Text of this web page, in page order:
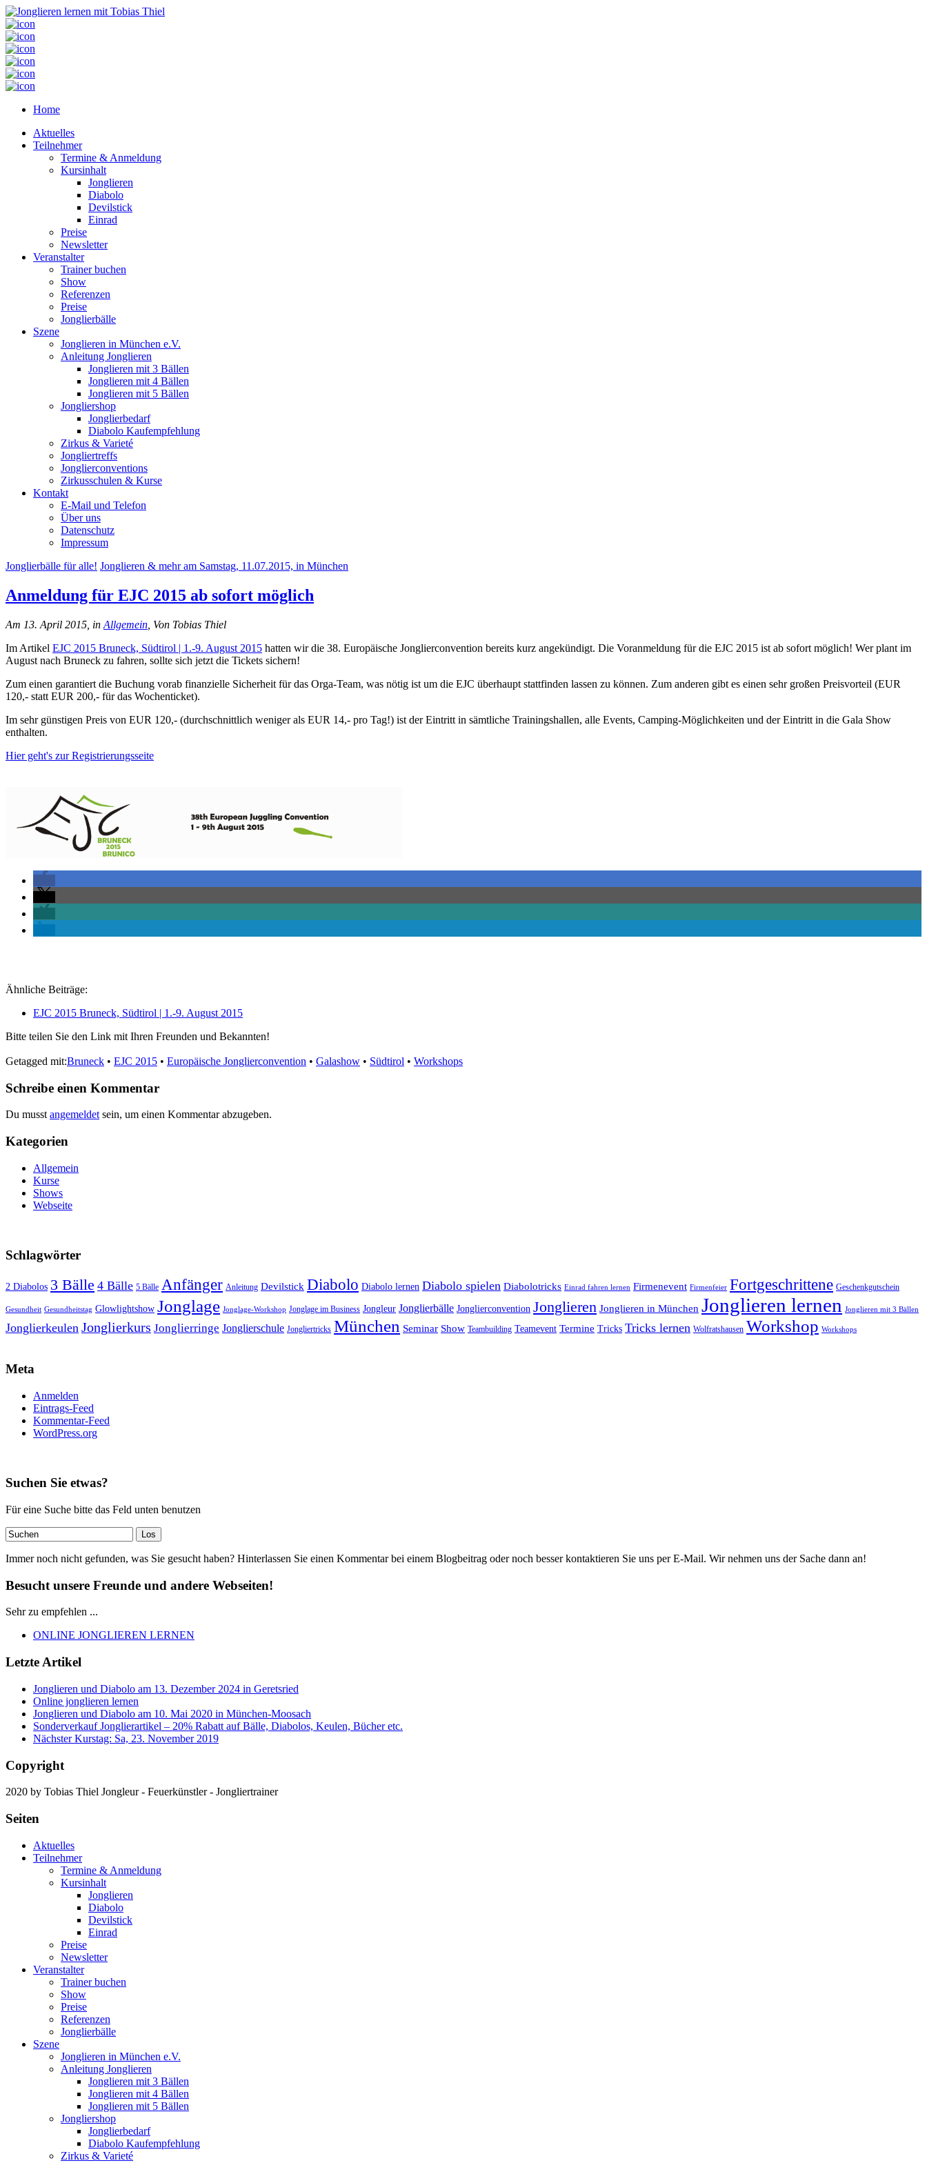
Home
Aktuelles
Teilnehmer
Termine & Anmeldung
Kursinhalt
Jonglieren
Diabolo
Devilstick
Einrad
Preise
Newsletter
Veranstalter
Trainer buchen
Show
Referenzen
Preise
Jonglierbälle
Szene
Jonglieren in München e.V.
Anleitung Jonglieren
Jonglieren mit 3 Bällen
Jonglieren mit 4 Bällen
Jonglieren mit 5 Bällen
Jongliershop
Jonglierbedarf
Diabolo Kaufempfehlung
Zirkus & Varieté
Jongliertreffs
Jonglierconventions
Zirkusschulen & Kurse
Kontakt
E-Mail und Telefon
Über uns
Datenschutz
Impressum
Jonglierbälle für alle! Jonglieren & mehr am Samstag, 11.07.2015, in München
Anmeldung für EJC 2015 ab sofort möglich
Am 13. April 2015, in Allgemein , Von Tobias Thiel
Im Artikel EJC 2015 Bruneck, Südtirol | 1.-9. August 2015 hatten wir die 38. Europäische Jonglierconvention bereits kurz angekündigt. Die Voranmeldung für die EJC 2015 ist ab sofort möglich! Wer plant im
August nach Bruneck zu fahren, sollte sich jetzt die Tickets sichern!
Zum einen garantiert die Buchung vorab finanzielle Sicherheit für das Orga-Team, was nötig ist um die EJC überhaupt stattfinden lassen zu können. Zum anderen gibt es einen sehr großen Preisvorteil (EUR
120,- statt EUR 200,- für das Wochenticket).
Im sehr günstigen Preis von EUR 120,- (durchschnittlich weniger als EUR 14,- pro Tag!) ist der Eintritt in sämtliche Trainingshallen, alle Events, Camping-Möglichkeiten und der Eintritt in die Gala Show
enthalten.
Hier geht's zur Registrierungsseite
Ähnliche Beiträge:
EJC 2015 Bruneck, Südtirol | 1.-9. August 2015
Bitte teilen Sie den Link mit Ihren Freunden und Bekannten!
Getagged mit:Bruneck • EJC 2015 • Europäische Jonglierconvention • Galashow • Südtirol • Workshops
Schreibe einen Kommentar
Du musst angemeldet sein, um einen Kommentar abzugeben.
Kategorien
Allgemein
Kurse
Shows
Webseite
Schlagwörter
2 Diabolos 3 Bälle 4 Bälle 5 Bälle Anfänger Anleitung Devilstick Diabolo Diabolo lernen Diabolo spielen Diabolotricks Einrad fahren lernen Firmenevent Firmenfeier Fortgeschrittene Geschenkgutschein
Gesundheit Gesundheitstag Glowlightshow Jonglage Jonglage-Workshop Jonglage im Business Jongleur Jonglierbälle Jonglierconvention Jonglieren Jonglieren in München Jonglieren lernen Jonglieren mit 3 Bällen
Jonglierkeulen Jonglierkurs Jonglierringe Jonglierschule Jongliertricks München Seminar Show Teambuilding Teamevent Termine Tricks Tricks lernen Wolfratshausen Workshop Workshops
Meta
Anmelden
Eintrags-Feed
Kommentar-Feed
WordPress.org
Suchen Sie etwas?
Für eine Suche bitte das Feld unten benutzen
Immer noch nicht gefunden, was Sie gesucht haben? Hinterlassen Sie einen Kommentar bei einem Blogbeitrag oder noch besser kontaktieren Sie uns per E-Mail. Wir nehmen uns der Sache dann an!
Besucht unsere Freunde und andere Webseiten!
Sehr zu empfehlen ...
ONLINE JONGLIEREN LERNEN
Letzte Artikel
Jonglieren und Diabolo am 13. Dezember 2024 in Geretsried
Online jonglieren lernen
Jonglieren und Diabolo am 10. Mai 2020 in München-Moosach
Sonderverkauf Jonglierartikel – 20% Rabatt auf Bälle, Diabolos, Keulen, Bücher etc.
Nächster Kurstag: Sa, 23. November 2019
Copyright
2020 by Tobias Thiel Jongleur - Feuerkünstler - Jongliertrainer
Seiten
Aktuelles
Teilnehmer
Termine & Anmeldung
Kursinhalt
Jonglieren
Diabolo
Devilstick
Einrad
Preise
Newsletter
Veranstalter
Trainer buchen
Show
Preise
Referenzen
Jonglierbälle
Szene
Jonglieren in München e.V.
Anleitung Jonglieren
Jonglieren mit 3 Bällen
Jonglieren mit 4 Bällen
Jonglieren mit 5 Bällen
Jongliershop
Jonglierbedarf
Diabolo Kaufempfehlung
Zirkus & Varieté